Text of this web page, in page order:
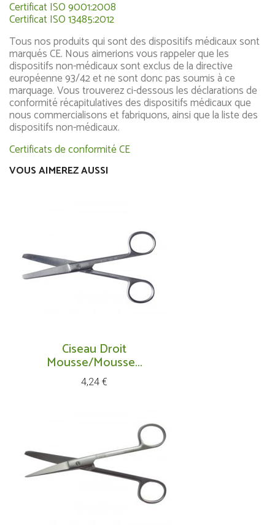
Certificat ISO 9001:2008
Certificat ISO 13485:2012
Tous nos produits qui sont des dispositifs médicaux sont
marqués CE. Nous aimerions vous rappeler que les
dispositifs non-médicaux sont exclus de la directive
européenne 93/42 et ne sont donc pas soumis à ce
marquage. Vous trouverez ci-dessous les déclarations de
conformité récapitulatives des dispositifs médicaux que
nous commercialisons et fabriquons, ainsi que la liste des
dispositifs non-médicaux.
Certificats de conformité CE
VOUS AIMEREZ AUSSI
Ciseau Droit
Mousse/mousse...
Prix
4,24 €